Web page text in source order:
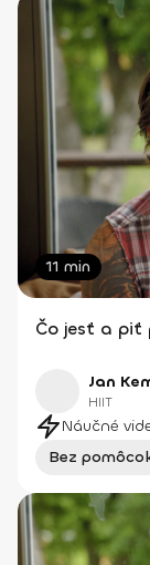
11 min
Čo jesť a piť
Jan
HIIT
Náučné
Bez